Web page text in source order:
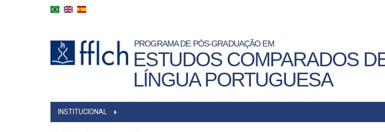
PROGRAMA DE PÓS-GRADUAÇÃO EM
ESTUDOS COMPARADOS
LÍNGUA PORTUGUESA
MAIN
INSTITUCIONAL